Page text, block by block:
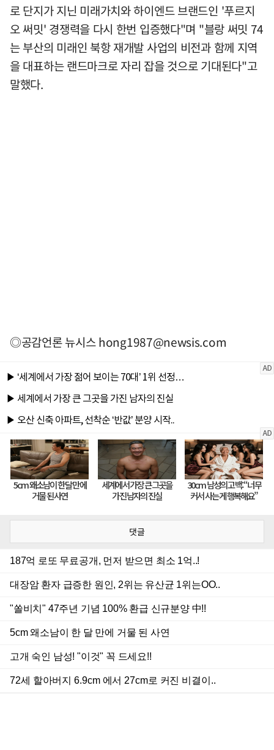
로 단지가 지닌 미래가치와 하이엔드 브랜드인 '푸르지
오 써밋' 경쟁력을 다시 한번 입증했다"며 "블랑 써밋 74
는 부산의 미래인 북항 재개발 사업의 비전과 함께 지역
을 대표하는 랜드마크로 자리 잡을 것으로 기대된다"고
말했다.
◎공감언론 뉴시스hong1987@newsis.com
댓글